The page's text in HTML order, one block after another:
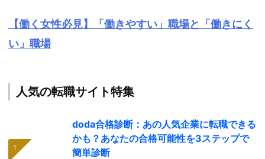
【働く女性必見】「働きやすい」職場と「働きにく
い」職場
人気の転職サイト特集
doda合格診断：あの人気企業に転職できる
かも？あなたの合格可能性を3ステップで
簡単診断